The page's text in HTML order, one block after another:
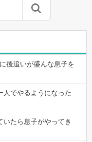
後追いが盛んな息子を
人でやるようになった
たら息子がやってき